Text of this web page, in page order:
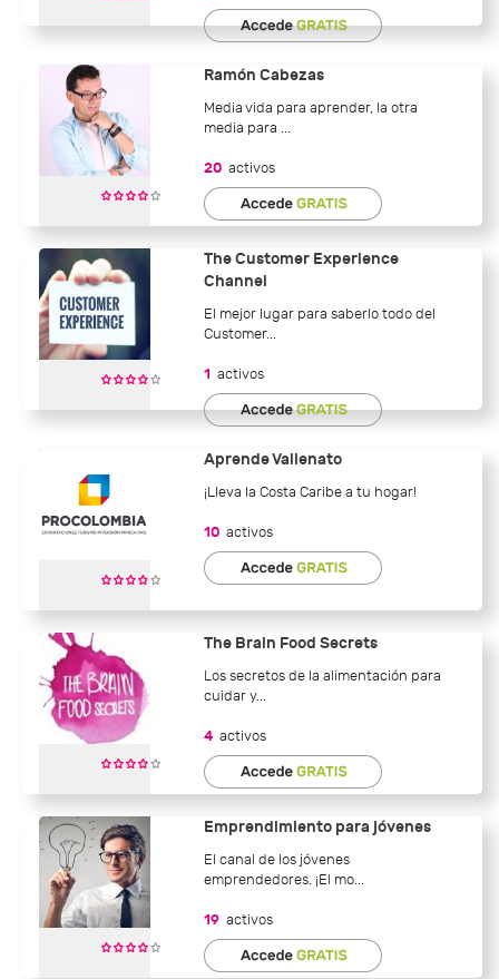
Ramón Cabezas
Media vida para aprender, la otra
media para ...
20 activos
The Customer Experience
Channel
El mejor lugar para saberlo todo del
Customer...
1 activos
Aprende Vallenato
¡Lleva la Costa Caribe a tu hogar!
10 activos
The Brain Food Secrets
Los secretos de la alimentación para
cuidar y...
4 activos
Emprendimiento para jóvenes
El canal de los jóvenes
emprendedores. ¡El mo...
19 activos